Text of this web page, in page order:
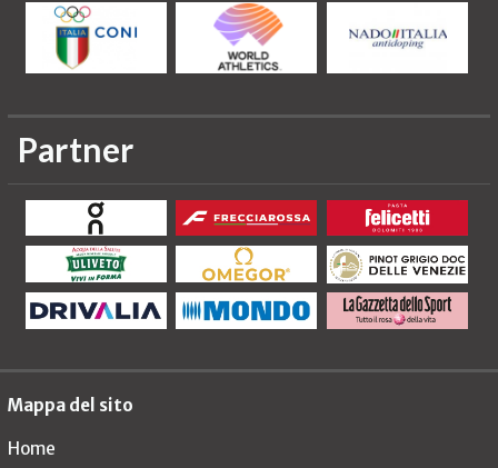
Partner
Mappa del sito
Home